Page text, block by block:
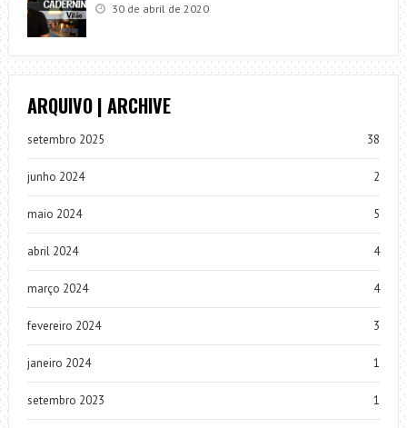
30 de abril de 2020
ARQUIVO | ARCHIVE
setembro 2025 38
junho 2024 2
maio 2024 5
abril 2024 4
março 2024 4
fevereiro 2024 3
janeiro 2024 1
setembro 2023 1